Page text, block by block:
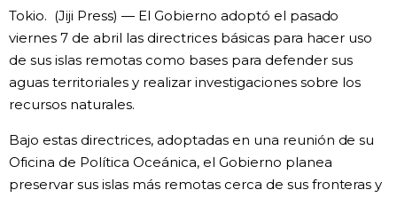
Vida
Guía de Japón
Vídeos e imágenes
En profundidad
Tokio. (Jiji Press) — El Gobierno adoptó el pasado
viernes 7 de abril las directrices básicas para hacer uso
de sus islas remotas como bases para defender sus
aguas territoriales y realizar investigaciones sobre los
recursos naturales.
Bajo estas directrices, adoptadas en una reunión de su
Oficina de Política Oceánica, el Gobierno planea
preservar sus islas más remotas cerca de sus fronteras y